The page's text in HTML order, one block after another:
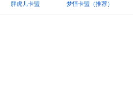
胖虎儿卡盟 梦恒卡盟（推荐）